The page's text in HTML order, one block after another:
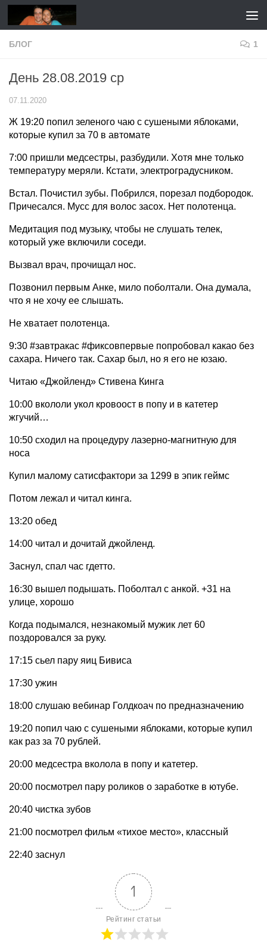
Перейти к содержимому
БЛОГ 1
День 28.08.2019 ср
07.11.2020
Ж 19:20 попил зеленого чаю с сушеными яблоками,
которые купил за 70 в автомате
7:00 пришли медсестры, разбудили. Хотя мне только
температуру меряли. Кстати, электроградусником.
Встал. Почистил зубы. Побрился, порезал подбородок.
Причесался. Мусс для волос засох. Нет полотенца.
Медитация под музыку, чтобы не слушать телек,
который уже включили соседи.
Вызвал врач, прочищал нос.
Позвонил первым Анке, мило поболтали. Она думала,
что я не хочу ее слышать.
Не хватает полотенца.
9:30 #завтракас #фиксовпервые попробовал какао без
сахара. Ничего так. Сахар был, но я его не юзаю.
Читаю «Джойленд» Стивена Кинга
10:00 вкололи укол кровоост в попу и в катетер
жгучий…
10:50 сходил на процедуру лазерно-магнитную для
носа
Купил малому сатисфактори за 1299 в эпик геймс
Потом лежал и читал кинга.
13:20 обед
14:00 читал и дочитай джойленд.
Заснул, спал час гдетто.
16:30 вышел подышать. Поболтал с анкой. +31 на
улице, хорошо
Когда подымался, незнакомый мужик лет 60
поздоровался за руку.
17:15 сьел пару яиц Бивиса
17:30 ужин
18:00 слушаю вебинар Голдкоач по предназначению
19:20 попил чаю с сушеными яблоками, которые купил
как раз за 70 рублей.
20:00 медсестра вколола в попу и катетер.
20:00 посмотрел пару роликов о заработке в ютубе.
20:40 чистка зубов
21:00 посмотрел фильм «тихое место», классный
22:40 заснул
1
Рейтинг статьи